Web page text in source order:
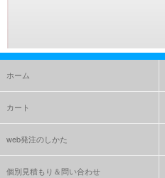
ホーム
カート
web発注のしかた
個別見積もり＆問い合わせ